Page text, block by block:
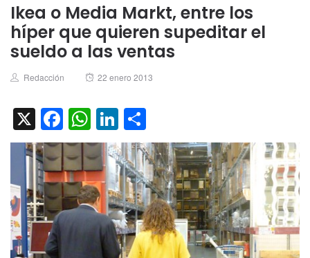
Ikea o Media Markt, entre los
híper que quieren supeditar el
sueldo a las ventas
Author
Redacción
Posted
22 enero 2013
X Facebook
WhatsApp
LinkedIn